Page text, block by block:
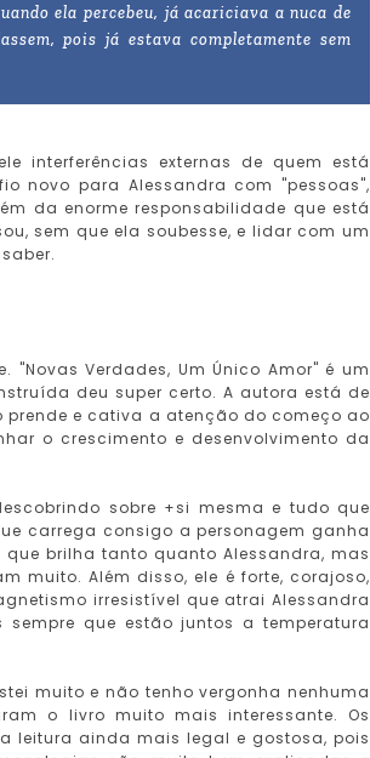
ela percebeu, já acariciava a nuca de
pois já estava completamente sem
interferências externas de quem está
novo para Alessandra com "pessoas",
da enorme responsabilidade que está
sem que ela soubesse, e lidar com um
Verdades, Um Único Amor" é um
deu super certo. A autora está de
e cativa a atenção do começo ao
o crescimento e desenvolvimento da
sobre +si mesma e tudo que
carrega consigo a personagem ganha
brilha tanto quanto Alessandra, mas
muito. Além disso, ele é forte, corajoso,
irresistível que atrai Alessandra
que estão juntos a temperatura
muito e não tenho vergonha nenhuma
o livro muito mais interessante. Os
leitura ainda mais legal e gostosa, pois